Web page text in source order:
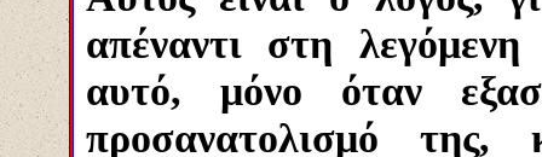
απέναντι στη
αυτό, μόνο όταν
προσανατολισμό